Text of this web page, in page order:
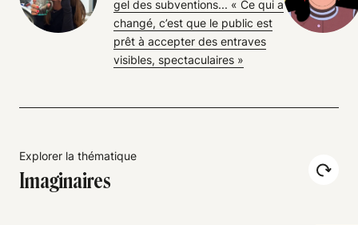
gel des subventions... « Ce qui a
changé, c’est que le public est
prêt à accepter des entraves
visibles, spectaculaires »
Explorer la thématique
Imaginaires